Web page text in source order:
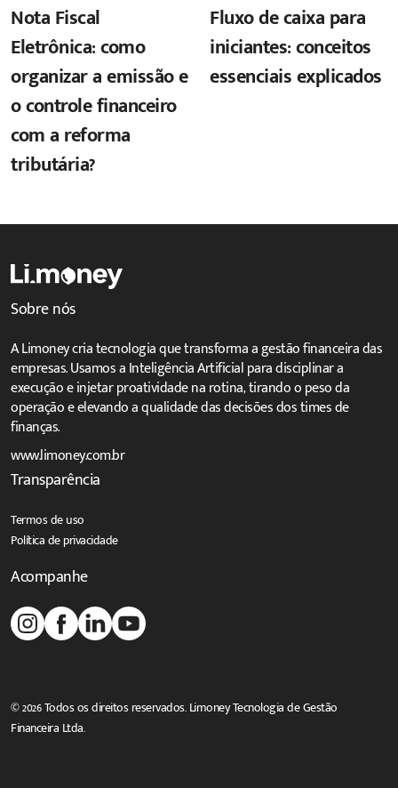
Nota Fiscal
Eletrônica: como
organizar a emissão e
o controle financeiro
com a reforma
tributária?
Fluxo de caixa para
iniciantes: conceitos
essenciais explicados
Sobre nós
A Limoney cria tecnologia que transforma a gestão financeira das
empresas. Usamos a Inteligência Artificial para disciplinar a
execução e injetar proatividade na rotina, tirando o peso da
operação e elevando a qualidade das decisões dos times de
finanças.
www.limoney.com.br
Transparência
Termos de uso
Política de privacidade
Acompanhe
© 2026 Todos os direitos reservados. Limoney Tecnologia de Gestão
Financeira Ltda.